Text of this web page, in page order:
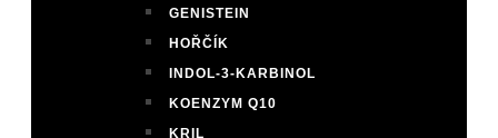
GENISTEIN
HOŘČÍK
INDOL-3-KARBINOL
KOENZYM Q10
KRIL